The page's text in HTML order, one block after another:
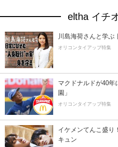
eltha イチ
川島海荷さんと学ぶ
オリコンタイアップ特集
マクドナルドが40年
園」
オリコンタイアップ特集
イケメンてんこ盛り
キュン